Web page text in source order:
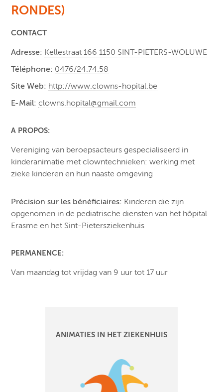
RONDES)
CONTACT
Adresse: Kellestraat 166 1150 SINT-PIETERS-WOLUWE
Téléphone: 0476/24.74.58
Site Web: http://www.clowns-hopital.be
E-Mail:clowns.hopital@gmail.com
A PROPOS:
Vereniging van beroepsacteurs gespecialiseerd in
kinderanimatie met clowntechnieken: werking met
zieke kinderen en hun naaste omgeving
Précision sur les bénéficiaires: Kinderen die zijn
opgenomen in de pediatrische diensten van het hôpital
Erasme en het Sint-Pietersziekenhuis
PERMANENCE:
Van maandag tot vrijdag van 9 uur tot 17 uur
ANIMATIES IN HET ZIEKENHUIS